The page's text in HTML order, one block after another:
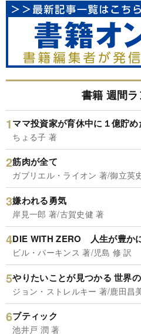
書籍 週間
ママ投資家が育休中に１億貯
ちょる子 著
筋肉が全て
ガブリエル・ライオン 著/御立英
嫌われる勇気
岸見一郎 著/古賀史健 著
DIE WITH ZERO 人生が豊か
ビル・パーキンス 著/児島 修 訳
やりたいことが見つかる 世界
ジョン・ストレルキー 著/鹿田昌
ブティック
池井戸 潤 著